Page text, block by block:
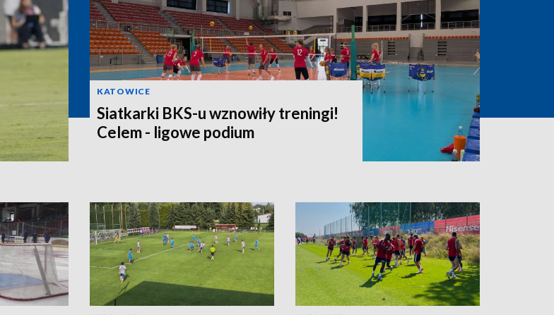
KATOWICE
Siatkarki BKS-u wznowiły treningi!
Celem - ligowe podium